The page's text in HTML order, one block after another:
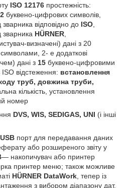
ISO 12176 простежність:
буквено-цифрових символів,
зварника відповідно до ISO
зварника HÜRNER
визначені) дані з 20
2- е додаткові
дані з 15 буквено-цифровими
відстеження: встановлення
труб, довжина труби,
кількість, установлення
номер
DVS, WIS, SEDIGAS, UNI (і інші
USB порт для передавання даних
або розширеного звіту у
— накопичувач або принтер
принтер меню; також можливе
HÜRNER DataWork , тепер із
з вибором діапазону дат,